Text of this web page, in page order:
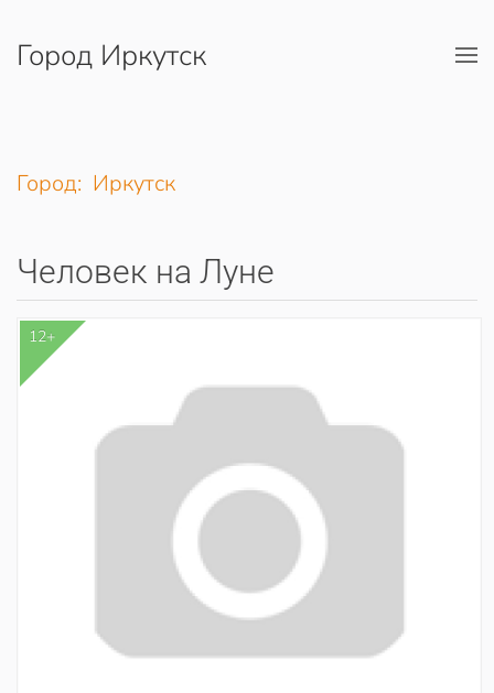
Перейти к содержимому
Город Иркутск
Город: Иркутск
Человек на Луне
12+